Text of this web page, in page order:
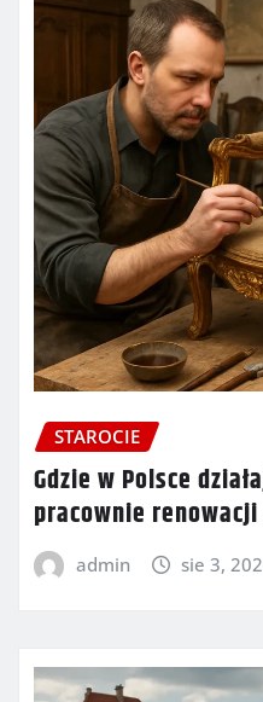
STAROCIE
Gdzie w Polsce
pracownie
admin sie 3,